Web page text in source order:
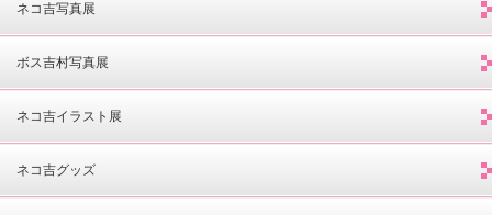
ネコ吉写真展
ボス吉村写真展
ネコ吉イラスト展
ネコ吉グッズ